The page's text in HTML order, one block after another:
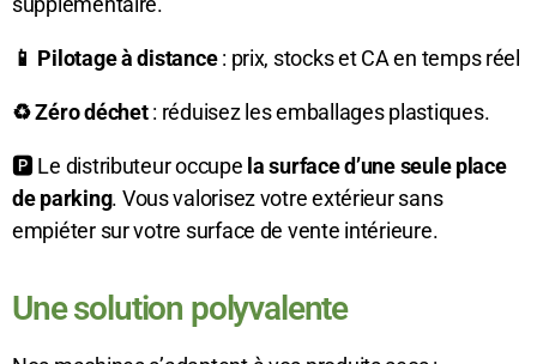
📱 Pilotage à distance: prix, stocks et CA en temps réel
♻️ Zéro déchet: réduisez les emballages plastiques.
🅿️ Le distributeur occupe la surface d’une seule place
de parking. Vous valorisez votre extérieur sans
empiéter sur votre surface de vente intérieure.
Une solution polyvalente